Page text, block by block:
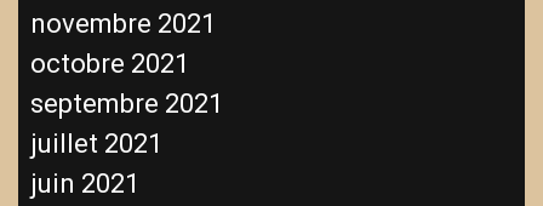
novembre 2021
octobre 2021
septembre 2021
juillet 2021
juin 2021